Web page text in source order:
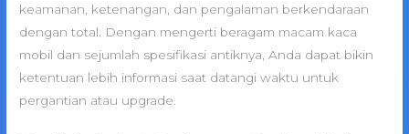
keamanan, ketenangan, dan pengalaman berkendaraan
dengan total. Dengan mengerti beragam macam kaca
mobil dan sejumlah spesifikasi antiknya, Anda dapat bikin
ketentuan lebih informasi saat datangi waktu untuk
pergantian atau upgrade.